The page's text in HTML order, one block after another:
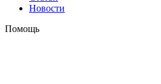
Новости
Помощь